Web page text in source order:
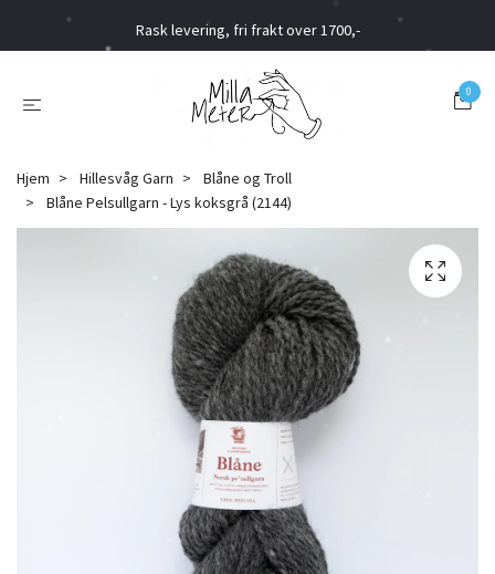
Rask levering, fri frakt over 1700,-
0
Hjem Hillesvåg Garn
Blåne og Troll
Blåne Pelsullgarn - Lys koksgrå (2144)